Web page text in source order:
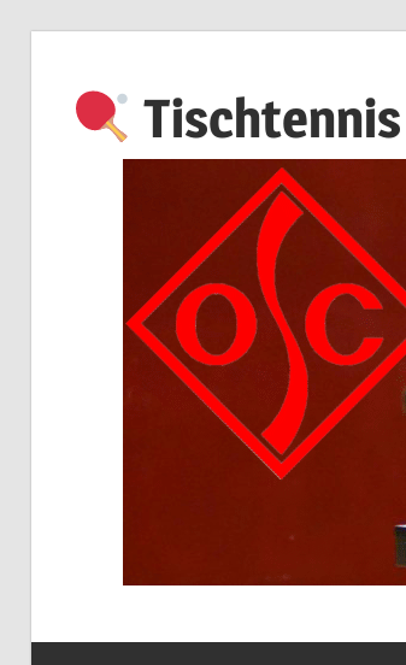
springen